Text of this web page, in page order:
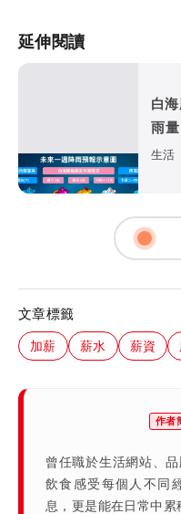
延伸閱讀
白
雨
恐再
生活
文章標籤
加薪 薪水 薪資
作者
曾任職於生活網站、
飲食感受每個人不同
息，更是能在日常中累